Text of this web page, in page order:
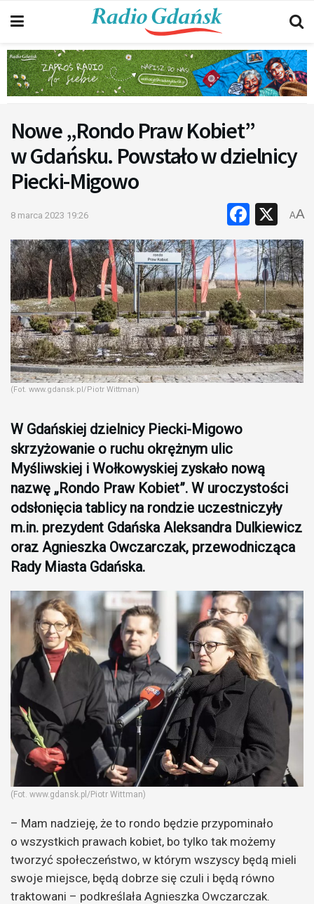
Nowe „Rondo Praw Kobiet”
w Gdańsku. Powstało w dzielnicy
Piecki-Migowo
8 marca 2023 19:26 X
AA
(Fot. www.gdansk.pl/Piotr Wittman)
W Gdańskiej dzielnicy Piecki-Migowo
skrzyżowanie o ruchu okrężnym ulic
Myśliwskiej i Wołkowyskiej zyskało nową
nazwę „Rondo Praw Kobiet”. W uroczystości
odsłonięcia tablicy na rondzie uczestniczyły
m.in. prezydent Gdańska Aleksandra Dulkiewicz
oraz Agnieszka Owczarczak, przewodnicząca
Rady Miasta Gdańska.
(Fot. www.gdansk.pl/Piotr Wittman)
– Mam nadzieję, że to rondo będzie przypominało
o wszystkich prawach kobiet, bo tylko tak możemy
tworzyć społeczeństwo, w którym wszyscy będą mieli
swoje miejsce, będą dobrze się czuli i będą równo
traktowani – podkreślała Agnieszka Owczarczak.